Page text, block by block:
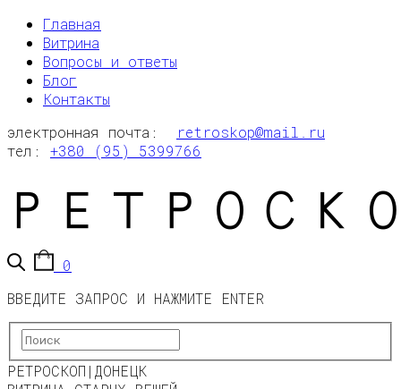
Главная
Витрина
Вопросы и ответы
Блог
Контакты
электронная почта:
retroskop@mail.ru
тел: +380 (95) 5399766
0
ВВЕДИТЕ ЗАПРОС И НАЖМИТЕ ENTER
РЕТРОСКОП|ДОНЕЦК